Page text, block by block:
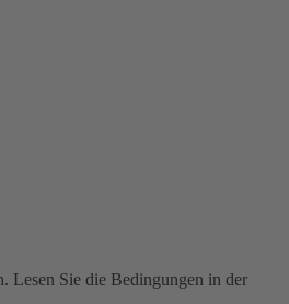
Lesen Sie die Bedingungen in der